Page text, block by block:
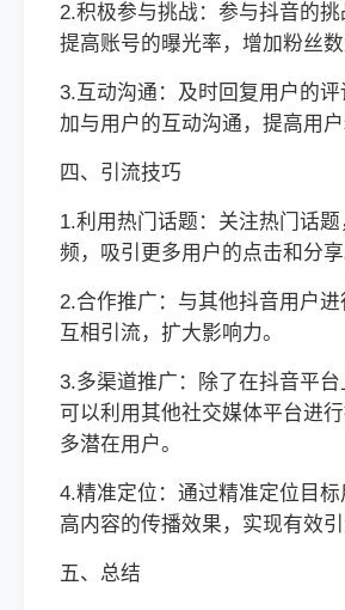
2.积极参与挑战：参与抖音的
提高账号的曝光率，增加粉丝数
3.互动沟通：及时回复用户的
加与用户的互动沟通，提高用户
四、引流技巧
1.利用热门话题：关注热门话
频，吸引更多用户的点击和分享
2.合作推广：与其他抖音用户进
互相引流，扩大影响力。
3.多渠道推广：除了在抖音平
可以利用其他社交媒体平台进
多潜在用户。
4.精准定位：通过精准定位目
高内容的传播效果，实现有效引
五、总结